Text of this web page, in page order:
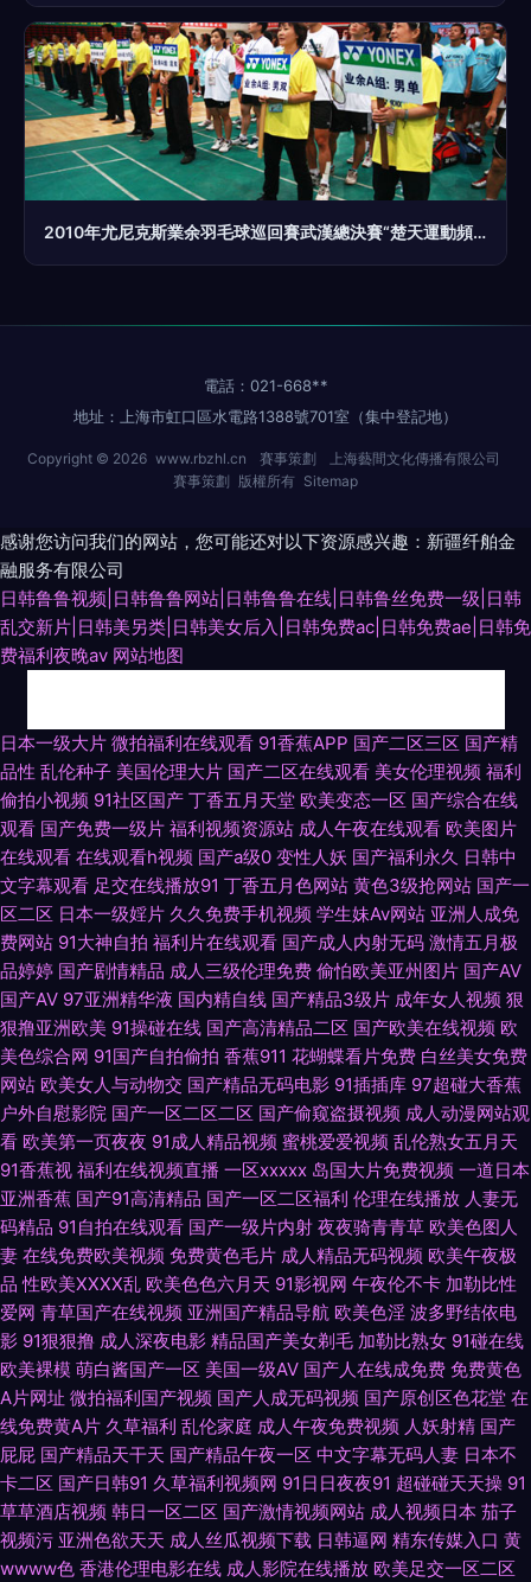
2010年尤尼克斯業余羽毛球巡回賽武漢總決賽“楚天運動頻道杯”賽事策劃
電話：021-668**
地址：上海市虹口區水電路1388號701室（集中登記地）
Copyright © 2026 www.rbzhl.cn 賽事策劃
上海藝間文化傳播有限公司
賽事策劃 版權所有 Sitemap
感谢您访问我们的网站，您可能还对以下资源感兴趣：新疆纤舶金
融服务有限公司
日韩鲁鲁视频|日韩鲁鲁网站|日韩鲁鲁在线|日韩鲁丝免费一级|日韩
乱交新片|日韩美另类|日韩美女后入|日韩免费ac|日韩免费ae|日韩免
费福利夜晚av 网站地图
丝袜脚网址 激情午夜导航 91黄色软件 AV免费在线观看 超碰网—福利电影 成
人一级片 国精品自精品 欧美性爱一卡2卡 婷婷影院伊人 影音AV无码资源 91
网红在线视频 超碰人妻av 韩国免费AV网 日本操逼逼 成人无码影视 国内艹
艹 欧美人操 丝袜性交免费网站 超碰77 国产在线91网站 黄色视频免费链接
免费日韩一级 人妖丝袜 日本片网址 wwwav大全 俺去也色网 先锋成人网 成
人精品久久 国际大香蕉 激情五月天综合网 欧美草逼网址 日本3级片网站 三
级片无码大全 尤物网成人 91巨炮永久 91视频w 精品国产 青青久久香蕉 日韩
高清第一页 色中色综合色图 日韩性感传媒 草逼福利导航 豆花97精品 韩国无
码三级片a 激情图区中文字幕 欧美三区视频 欧美一区色网 日本女人自淫 日
韩国产欧美网址 91玖玖 狠狠鲁无码色导航 男人影院AV 麻豆快播影院 四虎永
久蜜 黄网站大全 aV经典在线导航 国产91在线不卡 老湿机视频61试 青青草国
产 日本理伦少妇电影 日韩群P视频 午夜伦理AV片 91次原 91人人妻人人操 成
人Aⅴ网站 国产操逼在线 蜜桃阴色 欧洲激情综合 亚州日韩欧美 91视屏免费看
超碰人人草人人干 成人无码不卡网址 日韩AV看片网站 午夜性国产 91蜜桃破
解版 97人妻成人视频 超碰精品在线 国产高清肏屄电影 国产精品探花少妇 另
日本一级大片 微拍福利在线观看 91香蕉APP 国产二区三区 国产精
品性 乱伦种子 美国伦理大片 国产二区在线观看 美女伦理视频 福利
偷拍小视频 91社区国产 丁香五月天堂 欧美变态一区 国产综合在线
观看 国产免费一级片 福利视频资源站 成人午夜在线观看 欧美图片
在线观看 在线观看h视频 国产a级0 变性人妖 国产福利永久 日韩中
文字幕观看 足交在线播放91 丁香五月色网站 黄色3级抢网站 国产一
区二区 日本一级婬片 久久免费手机视频 学生妹Av网站 亚洲人成免
费网站 91大神自拍 福利片在线观看 国产成人内射无码 激情五月极
品婷婷 国产剧情精品 成人三级伦理免费 偷怕欧美亚州图片 国产AV
国产AV 97亚洲精华液 国内精自线 国产精品3级片 成年女人视频 狠
狠撸亚洲欧美 91操碰在线 国产高清精品二区 国产欧美在线视频 欧
美色综合网 91国产自拍偷拍 香蕉911 花蝴蝶看片免费 白丝美女免费
网站 欧美女人与动物交 国产精品无码电影 91插插库 97超碰大香蕉
户外自慰影院 国产一区二区二区 国产偷窥盗摄视频 成人动漫网站观
看 欧美第一页夜夜 91成人精品视频 蜜桃爱爱视频 乱伦熟女五月天
91香蕉视 福利在线视频直播 一区xxxxx 岛国大片免费视频 一道日本
亚洲香蕉 国产91高清精品 国产一区二区福利 伦理在线播放 人妻无
码精品 91自拍在线观看 国产一级片内射 夜夜骑青青草 欧美色图人
妻 在线免费欧美视频 免费黄色毛片 成人精品无码视频 欧美午夜极
品 性欧美ⅩⅩⅩⅩ乱 欧美色色六月天 91影视网 午夜伦不卡 加勒比性
爱网 青草国产在线视频 亚洲国产精品导航 欧美色淫 波多野结依电
影 91狠狠撸 成人深夜电影 精品国产美女剃毛 加勒比熟女 91碰在线
欧美裸模 萌白酱国产一区 美国一级AV 国产人在线成免费 免费黄色
A片网址 微拍福利国产视频 国产人成无码视频 国产原创区色花堂 在
线免费黄A片 久草福利 乱伦家庭 成人午夜免费视频 人妖射精 国产
屁屁 国产精品天干天 国产精品午夜一区 中文字幕无码人妻 日本不
卡二区 国产日韩91 久草福利视频网 91日日夜夜91 超碰碰天天操 91
草草酒店视频 韩日一区二区 国产激情视频网站 成人视频日本 茄子
视频污 亚洲色欲天天 成人丝瓜视频下载 日韩逼网 精东传媒入口 黄
wwww色 香港伦理电影在线 成人影院在线播放 欧美足交一区二区